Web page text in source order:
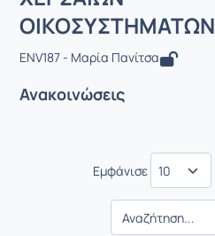
ΟΙΚΟΣΥΣΤΗΜΑΤΩΝ
ENV187 - Μαρία Πανίτσα
Ανακοινώσεις
Εμφάνισε